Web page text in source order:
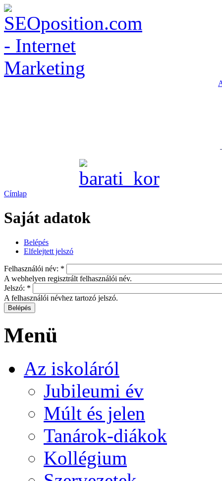
Címlap
Saját adatok
Belépés
Elfelejtett jelszó
Felhasználói név: *
A webhelyen regisztrált felhasználói név.
Jelszó: *
A felhasználói névhez tartozó jelszó.
Menü
Az iskoláról
Jubileumi év
Múlt és jelen
Tanárok-diákok
Kollégium